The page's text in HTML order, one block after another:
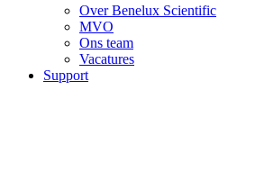
Over Benelux Scientific
MVO
Ons team
Vacatures
Support